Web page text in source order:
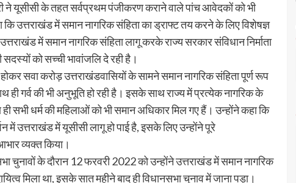
ने यूसीसी के तहत सर्वप्रथम पंजीकरण कराने वाले पांच आवेदकों को भी
उत्तराखंड में समान नागरिक संहिता का ड्राफ्ट तय करने के लिए विशेषज्ञ
में समान नागरिक संहिता लागू करके राज्य सरकार संविधान निर्माता
को सच्ची भावांजलि दे रही है।
सवा करोड़ उत्तराखंडवासियों के सामने समान नागरिक संहिता पूर्ण रूप
गर्व की भी अनुभूति हो रही है। इसके साथ राज्य में प्रत्येक नागरिक के
सभी धर्म की महिलाओं को भी समान अधिकार मिल गए हैं। उन्होंने कहा कि
में उत्तराखंड में यूसीसी लागू हो पाई है, इसके लिए उन्होंने पूरे
व्यक्त किया।
चुनावों के दौरान 12 फरवरी 2022 को उन्होंने उत्तराखंड में समान नागरिक
मिला था, इसके सात महीने बाद ही विधानसभा चुनाव में जाना पड़ा।